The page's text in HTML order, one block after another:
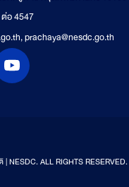
อ 4547
prachaya@nesdc.go.th
ALL RIGHTS RESERVED.